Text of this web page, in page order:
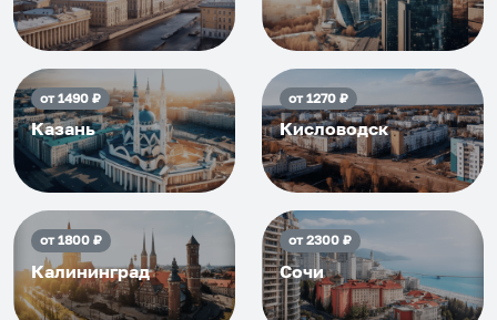
от1490₽
Казань
от1270₽
Кисловодск
от1800₽
Калининград
от2300₽
Сочи